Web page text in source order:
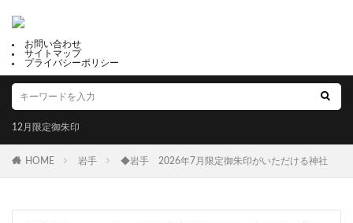
お問い合わせ
サイトマップ
プライバシーポリシー
12月限定御朱印
HOME 岩手 ◆岩手 2026年7月限定御朱印がいただける神社